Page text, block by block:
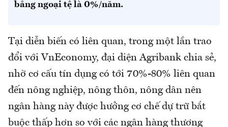
bằng ngoại tệ là 0%/năm.
Tại diễn biến có liên quan, trong một lần trao
đổi với VnEconomy, đại diện Agribank chia sẻ,
nhờ cơ cấu tín dụng có tới 70%-80% liên quan
đến nông nghiệp, nông thôn, nông dân nên
ngân hàng này được hưởng cơ chế dự trữ bắt
buộc thấp hơn so với các ngân hàng thương